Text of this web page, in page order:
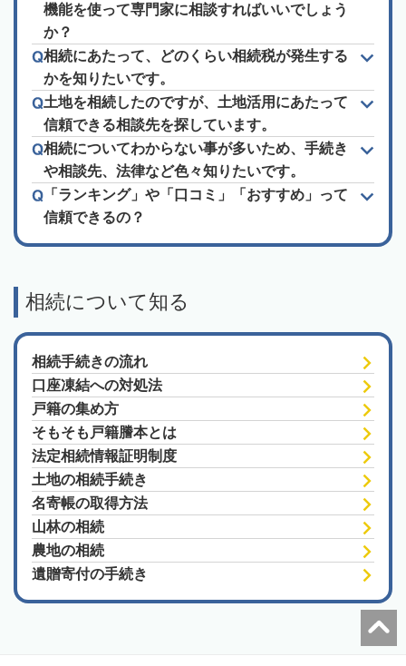
機能を使って専門家に相談すればいいでしょう
か？
相続にあたって、どのくらい相続税が発生する
かを知りたいです。
土地を相続したのですが、土地活用にあたって
信頼できる相談先を探しています。
相続についてわからない事が多いため、手続き
や相談先、法律など色々知りたいです。
「ランキング」や「口コミ」「おすすめ」って
信頼できるの？
相続について知る
相続手続きの流れ
口座凍結への対処法
戸籍の集め方
そもそも戸籍謄本とは
法定相続情報証明制度
土地の相続手続き
名寄帳の取得方法
山林の相続
農地の相続
遺贈寄付の手続き